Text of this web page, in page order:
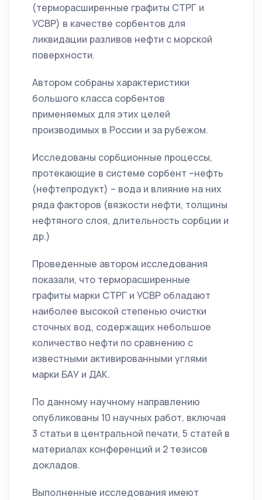
(терморасширенные графиты СТРГ и
УСВР) в качестве сорбентов для
ликвидации разливов нефти с морской
поверхности.
Автором собраны характеристики
большого класса сорбентов
применяемых для этих целей
производимых в России и за рубежом.
Исследованы сорбционные процессы,
протекающие в системе сорбент –нефть
(нефтепродукт) – вода и влияние на них
ряда факторов (вязкости нефти, толщины
нефтяного слоя, длительность сорбции и
др.)
Проведенные автором исследования
показали, что терморасширенные
графиты марки СТРГ и УСВР обладают
наиболее высокой степенью очистки
сточных вод, содержащих небольшое
количество нефти по сравнению с
известными активированными углями
марки БАУ и ДАК.
По данному научному направлению
опубликованы 10 научных работ, включая
3 статьи в центральной печати, 5 статей в
материалах конференций и 2 тезисов
докладов.
Выполненные исследования имеют